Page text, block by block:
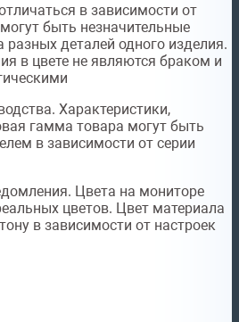
в зависимости от
быть незначительные
разных деталей одного изделия.
в цвете не являются браком и
Характеристики,
гамма товара могут быть
в зависимости от серии
Цвета на мониторе
цветов. Цвет материала
в зависимости от настроек